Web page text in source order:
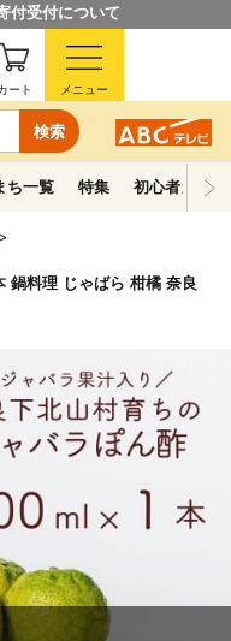
付受付について
検索
ート メニュー
ち一覧 特集 初心者ガイド
鍋料理 じゃばら 柑橘 奈良